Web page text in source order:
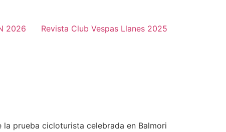
2026 Revista Club Vespas Llanes 2025
prueba cicloturista celebrada en Balmori